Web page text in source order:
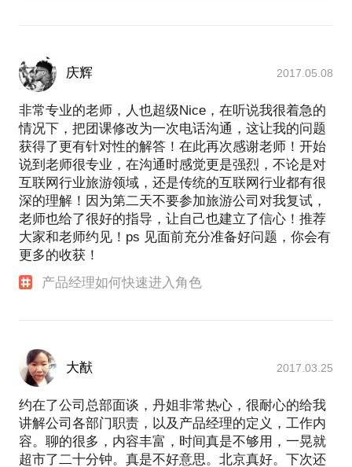
庆辉 2017.05.08
非常专业的老师，人也超级Nice，在听说我很着急的
情况下，把团课修改为一次电话沟通，这让我的问题
获得了更有针对性的解答！在此再次感谢老师！开始
说到老师很专业，在沟通时感觉更是强烈，不论是对
互联网行业旅游领域，还是传统的互联网行业都有很
深的理解！因为第二天不要参加旅游公司对我复试，
老师也给了很好的指导，让自己也建立了信心！推荐
大家和老师约见！ps 见面前充分准备好问题，你会有
更多的收获！
产品经理如何快速进入角色
大猷 2017.03.25
约在了公司总部面谈，丹姐非常热心，很耐心的给我
讲解公司各部门职责，以及产品经理的定义，工作内
容。聊的很多，内容丰富，时间真是不够用，一晃就
超市了二十分钟。真是不好意思。北京真好。下次还